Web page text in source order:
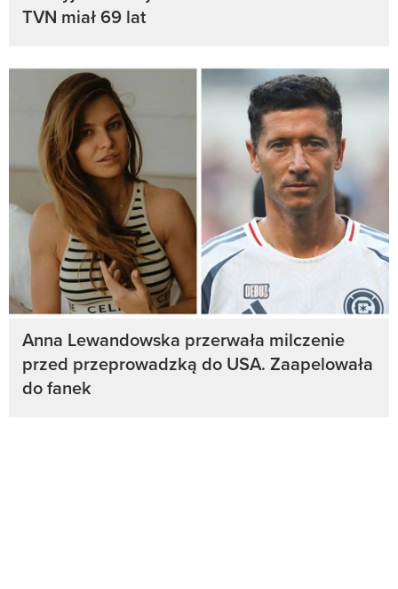
TVN miał 69 lat
Anna Lewandowska przerwała milczenie
przed przeprowadzką do USA. Zaapelowała
do fanek